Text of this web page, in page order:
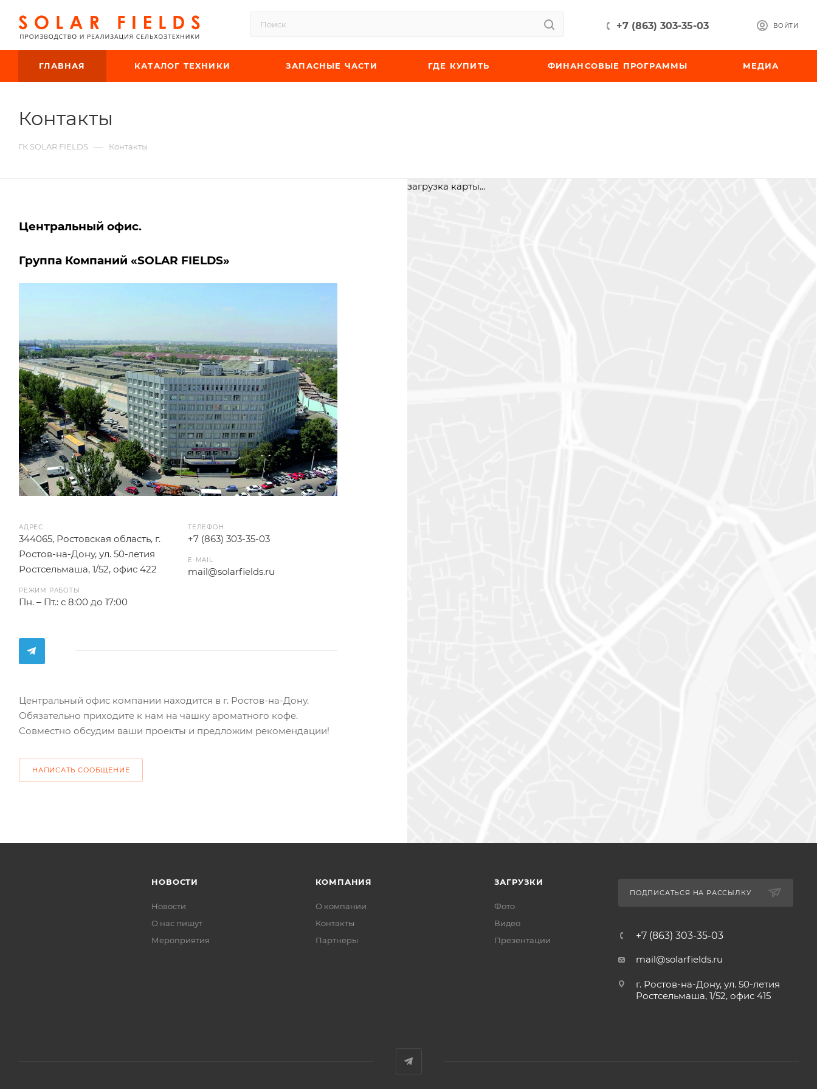
ВОЙТИ
+7 (863) 303-35-03
ГЛАВНАЯ КАТАЛОГ ТЕХНИКИ ЗАПАСНЫЕ ЧАСТИ ГДЕ КУПИТЬ ФИНАНСОВЫЕ ПРОГРАММЫ МЕДИА
Контакты
ГК SOLAR FIELDS — Контакты
Центральный офис.
Группа Компаний «SOLAR FIELDS»
АДРЕС
344065, Ростовская область, г.
Ростов-на-Дону, ул. 50-летия
Ростсельмаша, 1/52, офис 422
РЕЖИМ РАБОТЫ
Пн. – Пт.: с 8:00 до 17:00
ТЕЛЕФОН
+7 (863) 303-35-03
E-MAIL
mail@solarfields.ru
Центральный офис компании находится в г. Ростов-на-Дону.
Обязательно приходите к нам на чашку ароматного кофе.
Совместно обсудим ваши проекты и предложим рекомендации!
НАПИСАТЬ СООБЩЕНИЕ
загрузка карты...
НОВОСТИ
Новости
О нас пишут
Мероприятия
КОМПАНИЯ
О компании
Контакты
Партнеры
ЗАГРУЗКИ
Фото
Видео
Презентации
ПОДПИСАТЬСЯ НА РАССЫЛКУ
+7 (863) 303-35-03
mail@solarfields.ru
г. Ростов-на-Дону, ул. 50-летия
Ростсельмаша, 1/52, офис 415